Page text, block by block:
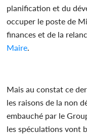
planification et du
occuper le poste de
finances et de la
Maire
Mais au constat ce
les raisons de la non
embauché par le
les spéculations vont